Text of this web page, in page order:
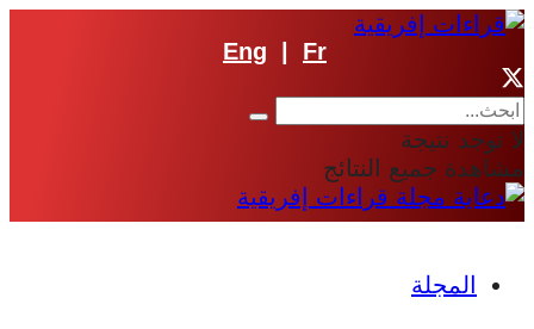
Eng Fr
لا توجد نتيجة
مشاهدة جميع النتائج
المجلة